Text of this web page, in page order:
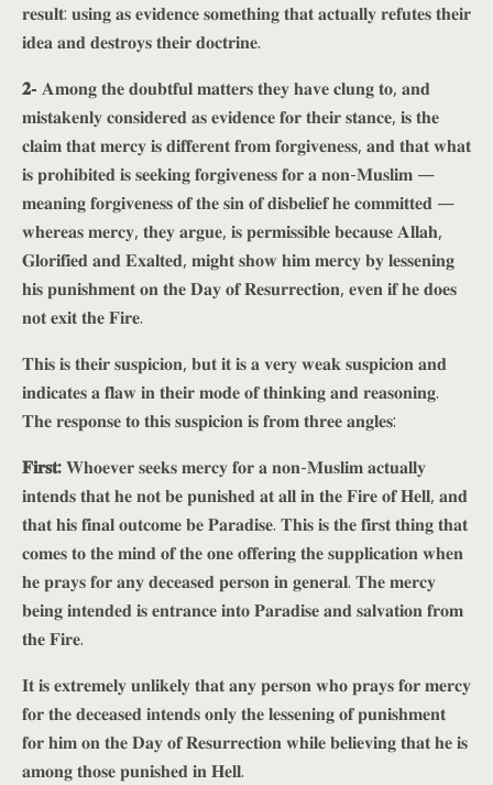
𝐫𝐞𝐬𝐮𝐥𝐭: 𝐮𝐬𝐢𝐧𝐠 𝐚𝐬 𝐞𝐯𝐢𝐝𝐞𝐧𝐜𝐞 𝐬𝐨𝐦𝐞𝐭𝐡𝐢𝐧𝐠 𝐭𝐡𝐚𝐭 𝐚𝐜𝐭𝐮𝐚𝐥𝐥𝐲 𝐫𝐞𝐟𝐮𝐭𝐞𝐬 𝐭𝐡𝐞𝐢𝐫
𝐢𝐝𝐞𝐚 𝐚𝐧𝐝 𝐝𝐞𝐬𝐭𝐫𝐨𝐲𝐬 𝐭𝐡𝐞𝐢𝐫 𝐝𝐨𝐜𝐭𝐫𝐢𝐧𝐞.
𝟐- 𝐀𝐦𝐨𝐧𝐠 𝐭𝐡𝐞 𝐝𝐨𝐮𝐛𝐭𝐟𝐮𝐥 𝐦𝐚𝐭𝐭𝐞𝐫𝐬 𝐭𝐡𝐞𝐲 𝐡𝐚𝐯𝐞 𝐜𝐥𝐮𝐧𝐠 𝐭𝐨, 𝐚𝐧𝐝
𝐦𝐢𝐬𝐭𝐚𝐤𝐞𝐧𝐥𝐲 𝐜𝐨𝐧𝐬𝐢𝐝𝐞𝐫𝐞𝐝 𝐚𝐬 𝐞𝐯𝐢𝐝𝐞𝐧𝐜𝐞 𝐟𝐨𝐫 𝐭𝐡𝐞𝐢𝐫 𝐬𝐭𝐚𝐧𝐜𝐞, 𝐢𝐬 𝐭𝐡𝐞
𝐜𝐥𝐚𝐢𝐦 𝐭𝐡𝐚𝐭 𝐦𝐞𝐫𝐜𝐲 𝐢𝐬 𝐝𝐢𝐟𝐟𝐞𝐫𝐞𝐧𝐭 𝐟𝐫𝐨𝐦 𝐟𝐨𝐫𝐠𝐢𝐯𝐞𝐧𝐞𝐬𝐬, 𝐚𝐧𝐝 𝐭𝐡𝐚𝐭 𝐰𝐡𝐚𝐭
𝐢𝐬 𝐩𝐫𝐨𝐡𝐢𝐛𝐢𝐭𝐞𝐝 𝐢𝐬 𝐬𝐞𝐞𝐤𝐢𝐧𝐠 𝐟𝐨𝐫𝐠𝐢𝐯𝐞𝐧𝐞𝐬𝐬 𝐟𝐨𝐫 𝐚 𝐧𝐨𝐧-𝐌𝐮𝐬𝐥𝐢𝐦 —
𝐦𝐞𝐚𝐧𝐢𝐧𝐠 𝐟𝐨𝐫𝐠𝐢𝐯𝐞𝐧𝐞𝐬𝐬 𝐨𝐟 𝐭𝐡𝐞 𝐬𝐢𝐧 𝐨𝐟 𝐝𝐢𝐬𝐛𝐞𝐥𝐢𝐞𝐟 𝐡𝐞 𝐜𝐨𝐦𝐦𝐢𝐭𝐭𝐞𝐝 —
𝐰𝐡𝐞𝐫𝐞𝐚𝐬 𝐦𝐞𝐫𝐜𝐲, 𝐭𝐡𝐞𝐲 𝐚𝐫𝐠𝐮𝐞, 𝐢𝐬 𝐩𝐞𝐫𝐦𝐢𝐬𝐬𝐢𝐛𝐥𝐞 𝐛𝐞𝐜𝐚𝐮𝐬𝐞 𝐀𝐥𝐥𝐚𝐡,
𝐆𝐥𝐨𝐫𝐢𝐟𝐢𝐞𝐝 𝐚𝐧𝐝 𝐄𝐱𝐚𝐥𝐭𝐞𝐝, 𝐦𝐢𝐠𝐡𝐭 𝐬𝐡𝐨𝐰 𝐡𝐢𝐦 𝐦𝐞𝐫𝐜𝐲 𝐛𝐲 𝐥𝐞𝐬𝐬𝐞𝐧𝐢𝐧𝐠
𝐡𝐢𝐬 𝐩𝐮𝐧𝐢𝐬𝐡𝐦𝐞𝐧𝐭 𝐨𝐧 𝐭𝐡𝐞 𝐃𝐚𝐲 𝐨𝐟 𝐑𝐞𝐬𝐮𝐫𝐫𝐞𝐜𝐭𝐢𝐨𝐧, 𝐞𝐯𝐞𝐧 𝐢𝐟 𝐡𝐞 𝐝𝐨𝐞𝐬
𝐧𝐨𝐭 𝐞𝐱𝐢𝐭 𝐭𝐡𝐞 𝐅𝐢𝐫𝐞.
𝐓𝐡𝐢𝐬 𝐢𝐬 𝐭𝐡𝐞𝐢𝐫 𝐬𝐮𝐬𝐩𝐢𝐜𝐢𝐨𝐧, 𝐛𝐮𝐭 𝐢𝐭 𝐢𝐬 𝐚 𝐯𝐞𝐫𝐲 𝐰𝐞𝐚𝐤 𝐬𝐮𝐬𝐩𝐢𝐜𝐢𝐨𝐧 𝐚𝐧𝐝
𝐢𝐧𝐝𝐢𝐜𝐚𝐭𝐞𝐬 𝐚 𝐟𝐥𝐚𝐰 𝐢𝐧 𝐭𝐡𝐞𝐢𝐫 𝐦𝐨𝐝𝐞 𝐨𝐟 𝐭𝐡𝐢𝐧𝐤𝐢𝐧𝐠 𝐚𝐧𝐝 𝐫𝐞𝐚𝐬𝐨𝐧𝐢𝐧𝐠.
𝐓𝐡𝐞 𝐫𝐞𝐬𝐩𝐨𝐧𝐬𝐞 𝐭𝐨 𝐭𝐡𝐢𝐬 𝐬𝐮𝐬𝐩𝐢𝐜𝐢𝐨𝐧 𝐢𝐬 𝐟𝐫𝐨𝐦 𝐭𝐡𝐫𝐞𝐞 𝐚𝐧𝐠𝐥𝐞𝐬:
𝐅𝐢𝐫𝐬𝐭:𝐖𝐡𝐨𝐞𝐯𝐞𝐫 𝐬𝐞𝐞𝐤𝐬 𝐦𝐞𝐫𝐜𝐲 𝐟𝐨𝐫 𝐚 𝐧𝐨𝐧-𝐌𝐮𝐬𝐥𝐢𝐦 𝐚𝐜𝐭𝐮𝐚𝐥𝐥𝐲
𝐢𝐧𝐭𝐞𝐧𝐝𝐬 𝐭𝐡𝐚𝐭 𝐡𝐞 𝐧𝐨𝐭 𝐛𝐞 𝐩𝐮𝐧𝐢𝐬𝐡𝐞𝐝 𝐚𝐭 𝐚𝐥𝐥 𝐢𝐧 𝐭𝐡𝐞 𝐅𝐢𝐫𝐞 𝐨𝐟 𝐇𝐞𝐥𝐥, 𝐚𝐧𝐝
𝐭𝐡𝐚𝐭 𝐡𝐢𝐬 𝐟𝐢𝐧𝐚𝐥 𝐨𝐮𝐭𝐜𝐨𝐦𝐞 𝐛𝐞 𝐏𝐚𝐫𝐚𝐝𝐢𝐬𝐞. 𝐓𝐡𝐢𝐬 𝐢𝐬 𝐭𝐡𝐞 𝐟𝐢𝐫𝐬𝐭 𝐭𝐡𝐢𝐧𝐠 𝐭𝐡𝐚𝐭
𝐜𝐨𝐦𝐞𝐬 𝐭𝐨 𝐭𝐡𝐞 𝐦𝐢𝐧𝐝 𝐨𝐟 𝐭𝐡𝐞 𝐨𝐧𝐞 𝐨𝐟𝐟𝐞𝐫𝐢𝐧𝐠 𝐭𝐡𝐞 𝐬𝐮𝐩𝐩𝐥𝐢𝐜𝐚𝐭𝐢𝐨𝐧 𝐰𝐡𝐞𝐧
𝐡𝐞 𝐩𝐫𝐚𝐲𝐬 𝐟𝐨𝐫 𝐚𝐧𝐲 𝐝𝐞𝐜𝐞𝐚𝐬𝐞𝐝 𝐩𝐞𝐫𝐬𝐨𝐧 𝐢𝐧 𝐠𝐞𝐧𝐞𝐫𝐚𝐥. 𝐓𝐡𝐞 𝐦𝐞𝐫𝐜𝐲
𝐛𝐞𝐢𝐧𝐠 𝐢𝐧𝐭𝐞𝐧𝐝𝐞𝐝 𝐢𝐬 𝐞𝐧𝐭𝐫𝐚𝐧𝐜𝐞 𝐢𝐧𝐭𝐨 𝐏𝐚𝐫𝐚𝐝𝐢𝐬𝐞 𝐚𝐧𝐝 𝐬𝐚𝐥𝐯𝐚𝐭𝐢𝐨𝐧 𝐟𝐫𝐨𝐦
𝐭𝐡𝐞 𝐅𝐢𝐫𝐞.
𝐈𝐭 𝐢𝐬 𝐞𝐱𝐭𝐫𝐞𝐦𝐞𝐥𝐲 𝐮𝐧𝐥𝐢𝐤𝐞𝐥𝐲 𝐭𝐡𝐚𝐭 𝐚𝐧𝐲 𝐩𝐞𝐫𝐬𝐨𝐧 𝐰𝐡𝐨 𝐩𝐫𝐚𝐲𝐬 𝐟𝐨𝐫 𝐦𝐞𝐫𝐜𝐲
𝐟𝐨𝐫 𝐭𝐡𝐞 𝐝𝐞𝐜𝐞𝐚𝐬𝐞𝐝 𝐢𝐧𝐭𝐞𝐧𝐝𝐬 𝐨𝐧𝐥𝐲 𝐭𝐡𝐞 𝐥𝐞𝐬𝐬𝐞𝐧𝐢𝐧𝐠 𝐨𝐟 𝐩𝐮𝐧𝐢𝐬𝐡𝐦𝐞𝐧𝐭
𝐟𝐨𝐫 𝐡𝐢𝐦 𝐨𝐧 𝐭𝐡𝐞 𝐃𝐚𝐲 𝐨𝐟 𝐑𝐞𝐬𝐮𝐫𝐫𝐞𝐜𝐭𝐢𝐨𝐧 𝐰𝐡𝐢𝐥𝐞 𝐛𝐞𝐥𝐢𝐞𝐯𝐢𝐧𝐠 𝐭𝐡𝐚𝐭 𝐡𝐞 𝐢𝐬
𝐚𝐦𝐨𝐧𝐠 𝐭𝐡𝐨𝐬𝐞 𝐩𝐮𝐧𝐢𝐬𝐡𝐞𝐝 𝐢𝐧 𝐇𝐞𝐥𝐥.